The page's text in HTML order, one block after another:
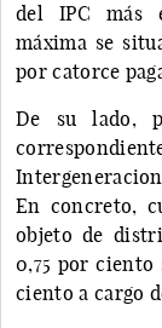
del IPC más
máxima se
por catorce
De su lado,
En concreto,
objeto de
0,75 por ciento
ciento a cargo